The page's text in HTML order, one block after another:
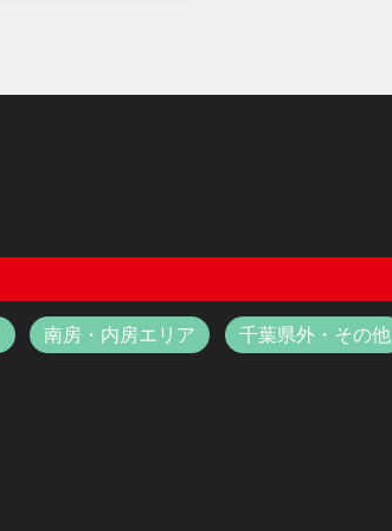
南房・内房エリア 千葉県外・その他